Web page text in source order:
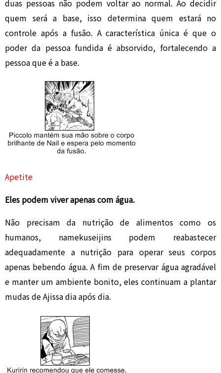
duas pessoas não podem voltar ao normal. Ao decidir
quem será a base, isso determina quem estará no
controle após a fusão. A característica única é que o
poder da pessoa fundida é absorvido, fortalecendo a
pessoa que é a base.
Apetite
Eles podem viver apenas com água.
Não precisam da nutrição de alimentos como os
humanos, namekuseijins podem reabastecer
adequadamente a nutrição para operar seus corpos
apenas bebendo água. A fim de preservar água agradável
e manter um ambiente bonito, eles continuam a plantar
mudas de Ajissa dia após dia.